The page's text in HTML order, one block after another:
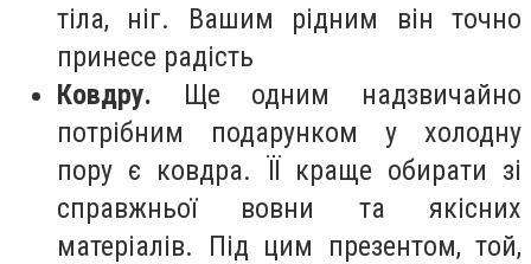
тіла, ніг. Вашим рідним він точно
принесе радість
Ковдру. Ще одним надзвичайно
потрібним подарунком у холодну
пору є ковдра. ЇЇ краще обирати зі
справжньої вовни та якісних
матеріалів. Під цим презентом, той,